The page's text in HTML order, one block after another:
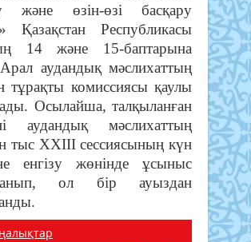
және өзін-өзі басқару
Қазақстан Республикасы
14 және 15-баптарына
аудандық мәслихаттың
тұрақты комиссиясы қаулы
Осылайша, талқыланған
аудандық мәслихаттың
тыс ХХІІІ сессиясының күн
енгізу жөнінде ұсыныс
ол бір ауыздан